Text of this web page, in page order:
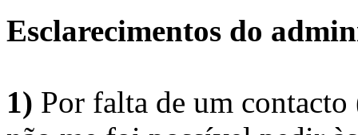
Esclarecimentos do
1) Por falta de um